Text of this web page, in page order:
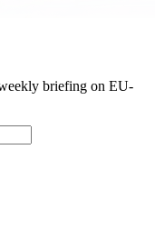
briefing on EU-